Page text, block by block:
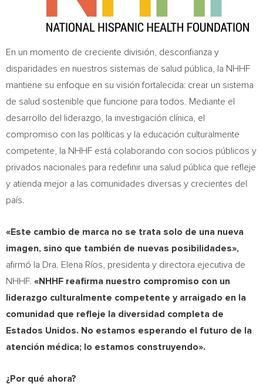
En un momento de creciente división, desconfianza y
disparidades en nuestros sistemas de salud pública, la NHHF
mantiene su enfoque en su visión fortalecida: crear un sistema
de salud sostenible que funcione para todos. Mediante el
desarrollo del liderazgo, la investigación clínica, el
compromiso con las políticas y la educación culturalmente
competente, la NHHF está colaborando con socios públicos y
privados nacionales para redefinir una salud pública que refleje
y atienda mejor a las comunidades diversas y crecientes del
país.
«Este cambio de marca no se trata solo de una nueva
imagen, sino que también de nuevas posibilidades»,
afirmó la Dra. Elena Ríos, presidenta y directora ejecutiva de
NHHF. «NHHF reafirma nuestro compromiso con un
liderazgo culturalmente competente y arraigado en la
comunidad que refleje la diversidad completa de
Estados Unidos. No estamos esperando el futuro de la
atención médica; lo estamos construyendo».
¿Por qué ahora?